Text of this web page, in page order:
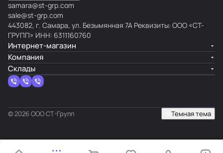
samara@st-grp.com
sale@st-grp.com
443082, г. Самара, ул. Безымянная 7А Реквизиты: ООО «СТ-
ГРУПП» ИНН: 6311160760
Интернет-магазин
Компания
Склады
© 2026 ООО СТ-Групп Темная тема